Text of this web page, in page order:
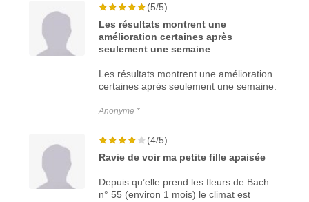
(5/5)
Les résultats montrent une
amélioration certaines après
seulement une semaine
Les résultats montrent une amélioration
certaines après seulement une semaine.
Anonyme *
(4/5)
Ravie de voir ma petite fille apaisée
Depuis qu’elle prend les fleurs de Bach
n° 55 (environ 1 mois) le climat est